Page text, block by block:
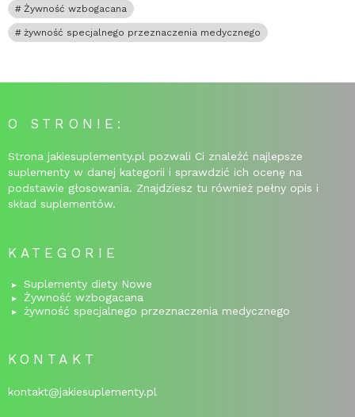
Żywność wzbogacana
żywność specjalnego przeznaczenia medycznego
O STRONIE:
Strona jakiesuplementy.pl pozwali Ci znaleźć najlepsze
suplementy w danej kategorii i sprawdzić ich ocenę na
podstawie głosowania. Znajdziesz tu również pełny opis i
skład suplementów.
KATEGORIE
Suplementy diety Nowe
Żywność wzbogacana
żywność specjalnego przeznaczenia medycznego
KONTAKT
kontakt@jakiesuplementy.pl